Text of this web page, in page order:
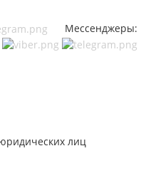
Мессенджеры:
лиц